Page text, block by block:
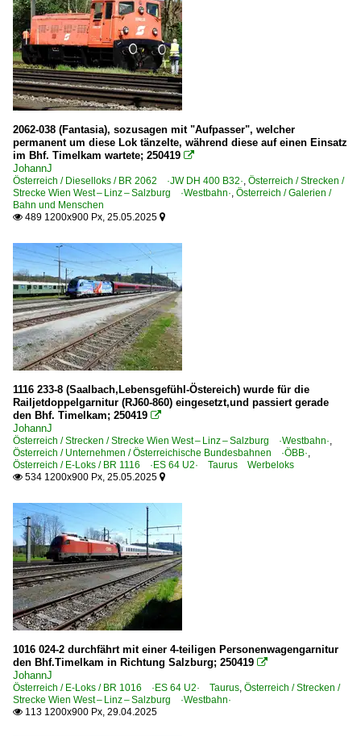
BR 1016 ·ES 64 U2· Taurus
BR 1016 ·ES 64 U2· Taurus Werbeloks
BR 1040
BR 1041
BR 1042
BR 1044
BR 1046
BR 1064
BR 1110
BR 1116 ·ES 64 U2· Taurus
BR 1116 ·ES 64 U2· Taurus railjet
BR 1116 ·ES 64 U2· Taurus Werbeloks
BR 1141
BR 1141 Private
BR 1142
BR 1144
BR 1163
BR 1216 · E 190 ·ES 64 U4· Taurus
BR 1216 · E 190 ·ES 64 U4· Taurus Werbeloks
BR 1293 ·Vectron MS·
BR 1890
E-Loks | Altbau
BR 1020
BR 1245
BR 1670
Elektrotriebzüge
BR 4010 ·Kiss·
2062-038 (Fantasia), sozusagen mit "Aufpasser", welcher
permanent um diese Lok tänzelte, während diese auf einen Einsatz
im Bhf. Timelkam wartete; 250419 
JohannJ
Österreich / Dieselloks / BR 2062 ·JW DH 400 B32·, Österreich / Strecken /
Strecke Wien West – Linz – Salzburg ·Westbahn·, Österreich / Galerien /
Bahn und Menschen
 489 1200x900 Px, 25.05.2025 
1116 233-8 (Saalbach,Lebensgefühl-Östereich) wurde für die
Railjetdoppelgarnitur (RJ60-860) eingesetzt,und passiert gerade
den Bhf. Timelkam; 250419 
JohannJ
Österreich / Strecken / Strecke Wien West – Linz – Salzburg ·Westbahn·,
Österreich / Unternehmen / Österreichische Bundesbahnen ·ÖBB·,
Österreich / E-Loks / BR 1116 ·ES 64 U2· Taurus Werbeloks
 534 1200x900 Px, 25.05.2025 
1016 024-2 durchfährt mit einer 4-teiligen Personenwagengarnitur
den Bhf.Timelkam in Richtung Salzburg; 250419 
JohannJ
Österreich / E-Loks / BR 1016 ·ES 64 U2· Taurus, Österreich / Strecken /
Strecke Wien West – Linz – Salzburg ·Westbahn·
 113 1200x900 Px, 29.04.2025